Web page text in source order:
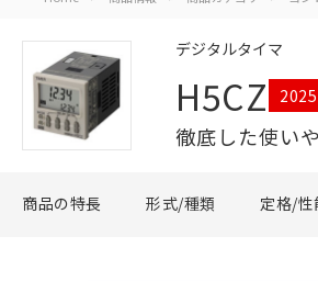
デジタルタイマ
H5CZ
徹底した使い
商品の特長 形式/種類 定格/性